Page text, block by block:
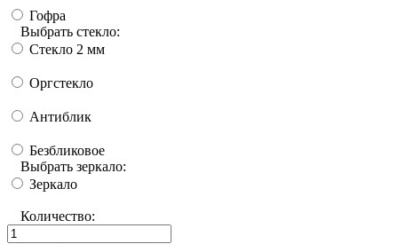
Гофра
Выбрать стекло:
Стекло 2 мм
Оргстекло
Антиблик
Безбликовое
Выбрать зеркало:
Зеркало
Количество: